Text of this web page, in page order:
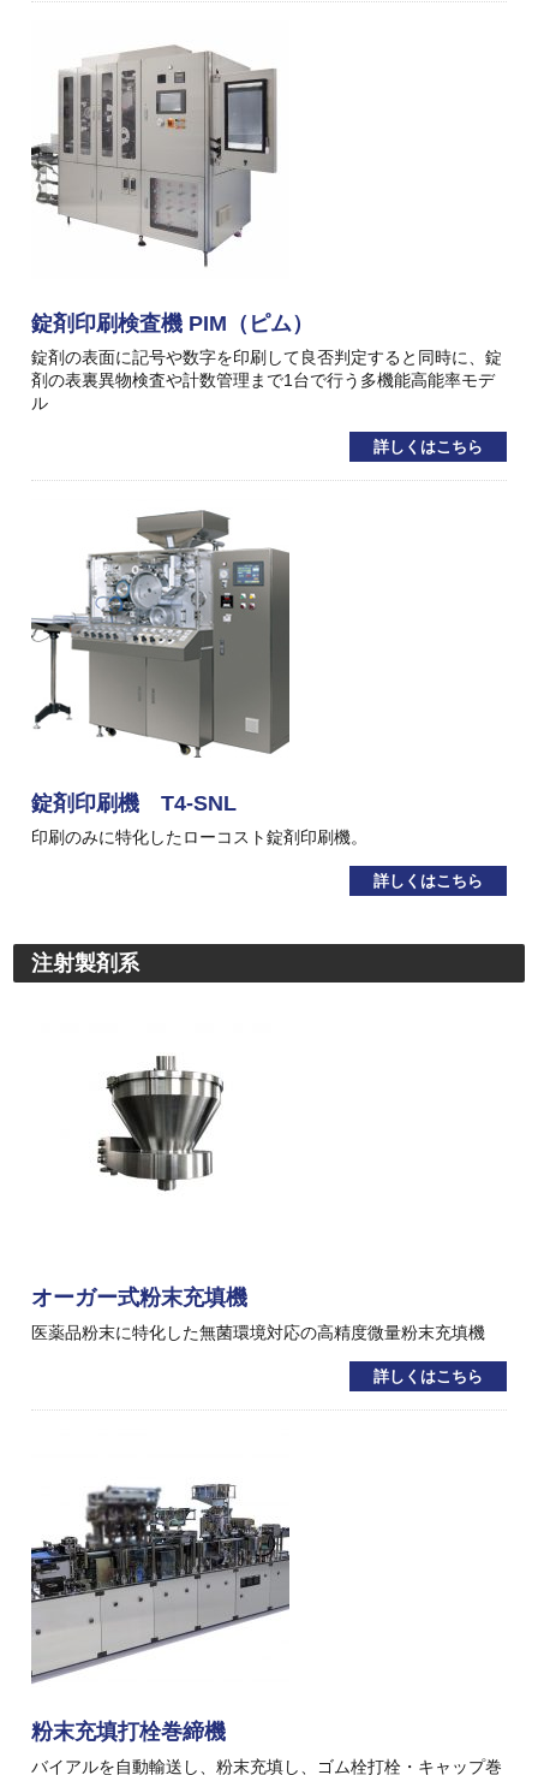
錠剤印刷検査機 PIM（ピム）
錠剤の表面に記号や数字を印刷して良否判定すると同時に、錠
剤の表裏異物検査や計数管理まで1台で行う多機能高能率モデ
ル
詳しくはこちら
錠剤印刷機 T4-SNL
印刷のみに特化したローコスト錠剤印刷機。
詳しくはこちら
注射製剤系
オーガー式粉末充填機
医薬品粉末に特化した無菌環境対応の高精度微量粉末充填機
詳しくはこちら
粉末充填打栓巻締機
バイアルを自動輸送し、粉末充填し、ゴム栓打栓・キャップ巻